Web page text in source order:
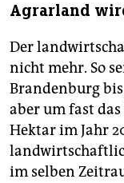
Agrarland
Der
nicht mehr. So
Brandenburg
aber um fast das
Hektar im Jahr
im selben